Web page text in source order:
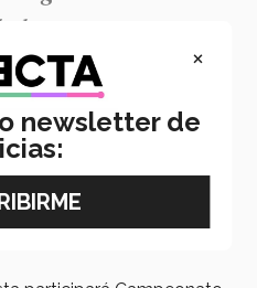
les gusta con
y todo el
pena".
laprimera fase de
Olímpicos de París
×
newsletter de